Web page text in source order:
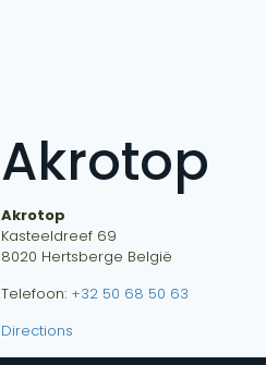
Akrotop
Akrotop
Kasteeldreef 69
8020 Hertsberge België
Telefoon: +32 50 68 50 63
Directions